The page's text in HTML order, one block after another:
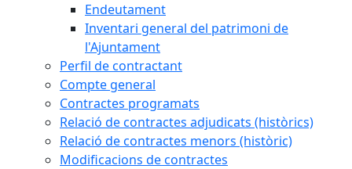
Endeutament
Inventari general del patrimoni de
l'Ajuntament
Perfil de contractant
Compte general
Contractes programats
Relació de contractes adjudicats (històrics)
Relació de contractes menors (històric)
Modificacions de contractes